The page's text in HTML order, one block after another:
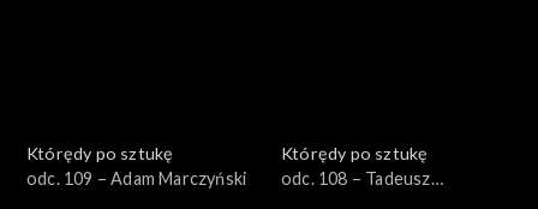
Którędy po sztukę
odc. 109 – Adam Marczyński
Którędy po sztukę
odc. 108 – Tadeusz